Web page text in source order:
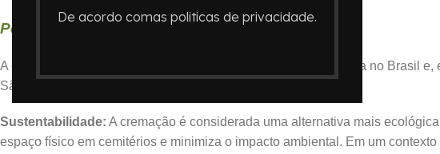
De acordo comas politicas de privacidade.
Por Que Escolher a Cremação?
A cremação tem se tornado uma opção cada vez mais procurada no Brasil
São Paulo. Várias razões contribuem para essa escolha:
Sustentabilidade: A cremação é considerada uma alternativa mais
espaço físico em cemitérios e minimiza o impacto ambiental. Em um